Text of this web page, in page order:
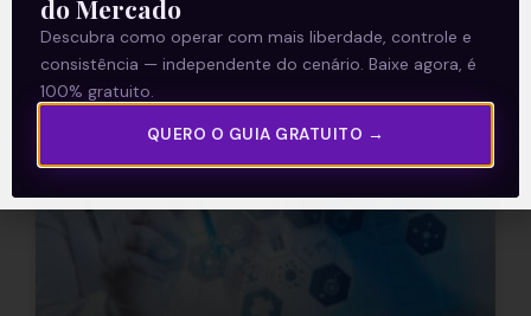
21/01/2021
do Mercado
Descubra como operar com mais liberdade, controle e
consistência — independente do cenário. Baixe agora, é
100% gratuito.
QUERO O GUIA GRATUITO →